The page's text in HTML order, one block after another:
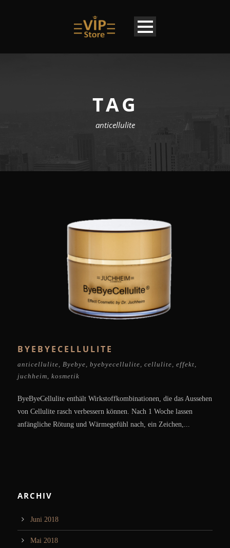
DE
TAG
anticellulite
BYEBYECELLULITE
anticellulite Byebye byebyecellulite cellulite effekt
juchheim kosmetik
ByeByeCellulite enthält Wirkstoffkombinationen, die das Aussehen
von Cellulite rasch verbessern können. Nach 1 Woche lassen
anfängliche Rötung und Wärmegefühl nach, ein Zeichen,...
ARCHIV
Juni 2018
Mai 2018